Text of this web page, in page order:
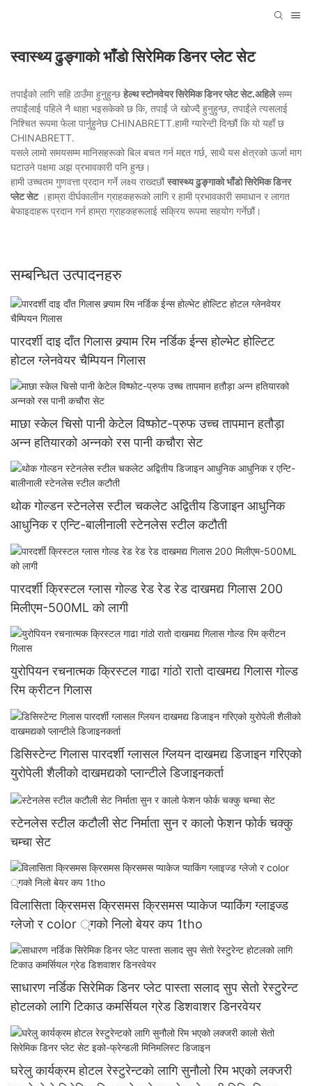
स्वास्थ्य ढुङ्गाको भाँडो सिरेमिक डिनर प्लेट सेट
तपाईंको लागि सहि ठाउँमा हुनुहुन्छ हेल्थ स्टोनवेयर सिरेमिक डिनर प्लेट सेट.अहिलेसम्म
तपाईंलाई पहिले नै थाहा भइसकेको छ कि, तपाईं जे खोज्दै हुनुहुन्छ, तपाईंले त्यसलाई
निश्चित रूपमा फेला पार्नुहुनेछ CHINABRETT.हामी ग्यारेन्टी दिन्छौं कि यो यहाँ छ
CHINABRETT.
यसले लामो समयसम्म मानिसहरूको बिल बचत गर्न मद्दत गर्छ, साथै यस क्षेत्रको ऊर्जा माग
घटाउने पक्षमा अझ प्रभावकारी पनि हुन्छ।
हामी उच्चतम गुणवत्ता प्रदान गर्ने लक्ष्य राख्दछौंस्वास्थ्य ढुङ्गाको भाँडो सिरेमिक डिनर
प्लेट सेट।हाम्रा दीर्घकालीन ग्राहकहरूको लागि र हामी प्रभावकारी समाधान र लागत
बेफाइदाहरू प्रदान गर्न हाम्रा ग्राहकहरूलाई सक्रिय रूपमा सहयोग गर्नेछौं।
सम्बन्धित उत्पादनहरु
पारदर्शी दाइ दाँत गिलास क्र्याम रिम नर्डिक ईन्स होल्भेट होल्टिट
होटल ग्लेनवेयर चैम्पियन गिलास
माछा स्केल चिसो पानी केटेल विष्फोट-प्रुफ उच्च तापमान हतौड़ा
अन्न हतियारको अन्नको रस पानी कचौरा सेट
थोक गोल्डन स्टेनलेस स्टील चकलेट अद्वितीय डिजाइन आधुनिक
आधुनिक र एन्टि-बालीनाली स्टेनलेस स्टील कटौती
पारदर्शी क्रिस्टल ग्लास गोल्ड रेड रेड रेड दाखमद्य गिलास 200
मिलीएम-500ML को लागी
युरोपियन रचनात्मक क्रिस्टल गाढा गांठो रातो दाखमद्य गिलास गोल्ड
रिम क्रीटन गिलास
डिसिस्टेन्ट गिलास पारदर्शी ग्लासल ग्लियन दाखमद्य डिजाइन गरिएको
युरोपेली शैलीको दाखमद्यको प्लान्टीले डिजाइनकर्ता
स्टेनलेस स्टील कटौली सेट निर्माता सुन र कालो फेशन फोर्क चक्कु
चम्चा सेट
विलासिता क्रिसमस क्रिसमस क्रिसमस प्याकेज प्याकिंग ग्लाइज्ड
ग्लेजो र color ्गको निलो बेयर कप 1tho
साधारण नर्डिक सिरेमिक डिनर प्लेट पास्ता सलाद सुप सेतो रेस्टुरेन्ट
होटलको लागि टिकाउ कमर्सियल ग्रेड डिशवाशर डिनरवेयर
घरेलु कार्यक्रम होटल रेस्टुरेन्टको लागि सुनौलो रिम भएको लक्जरी